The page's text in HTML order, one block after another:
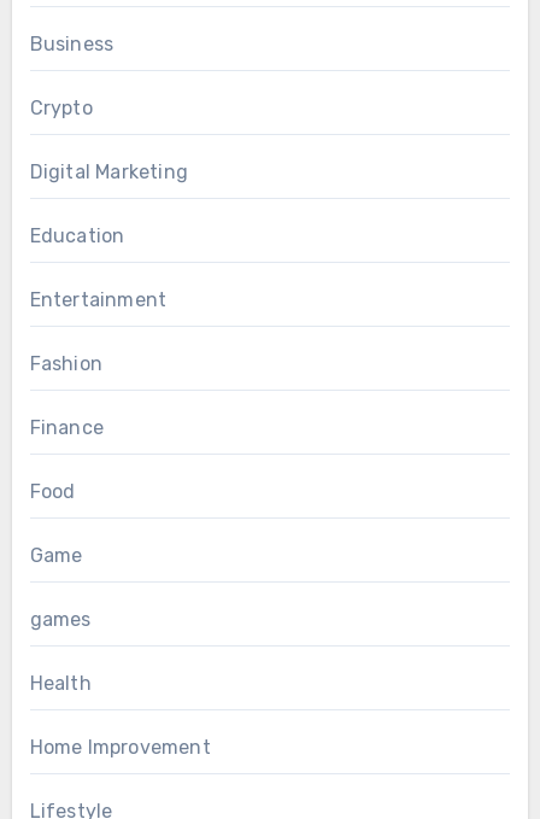
Business
Crypto
Digital Marketing
Education
Entertainment
Fashion
Finance
Food
Game
games
Health
Home Improvement
Lifestyle